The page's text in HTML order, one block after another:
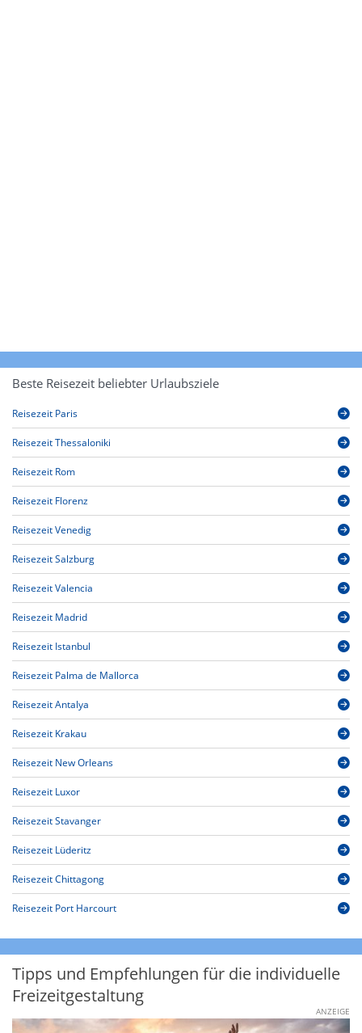
Beste Reisezeit beliebter Urlaubsziele
Reisezeit Paris
Reisezeit Thessaloniki
Reisezeit Rom
Reisezeit Florenz
Reisezeit Venedig
Reisezeit Salzburg
Reisezeit Valencia
Reisezeit Madrid
Reisezeit Istanbul
Reisezeit Palma de Mallorca
Reisezeit Antalya
Reisezeit Krakau
Reisezeit New Orleans
Reisezeit Luxor
Reisezeit Stavanger
Reisezeit Lüderitz
Reisezeit Chittagong
Reisezeit Port Harcourt
Tipps und Empfehlungen für die individuelle
Freizeitgestaltung
ANZEIGE